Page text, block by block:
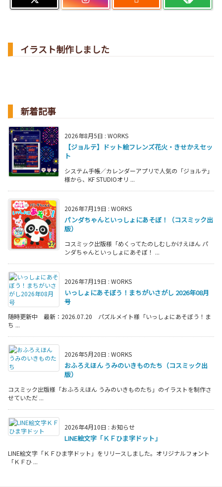
イラスト制作しました
新着記事
2026年8月5日 : WORKS
【ジョルテ】ドット絵フレンズ花火・きせかえセッ
ト
システム手帳／カレンダーアプリで人気の「ジョルテ」
様から、KF STUDIOオリ ...
2026年7月19日 : WORKS
パンダちゃんといっしょにあそぼ！（コスミック出
版）
コスミック出版様「めくってたのしむしかけえほん パ
ンダちゃんといっしょにあそぼ！ ...
2026年7月19日 : WORKS
いっしょにあそぼう！まちがいさがし 2026年08月
号
随時更新中 最新：2026.07.20 パズルメイト様「いっしょにあそぼう！ま
ち ...
2026年5月20日 : WORKS
おふろえほん うみのいきものたち（コスミック出
版）
コスミック出版様「おふろえほん うみのいきものたち」のイラストを制作さ
せていただ ...
2026年4月10日 : お知らせ
LINE絵文字「ＫＦひま字ドット」
LINE絵文字「ＫＦひま字ドット」をリリースしました。オリジナルフォント
「ＫＦひ ...